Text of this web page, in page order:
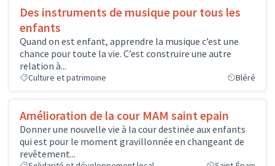
Des instruments de musique pour tous les
enfants
Quand on est enfant, apprendre la musique c’est une
chance pour toute la vie. C’est construire une autre
relation à...
Culture et patrimoine Bléré
Amélioration de la cour MAM saint epain
Donner une nouvelle vie à la cour destinée aux enfants
qui est pour le moment gravillonnée en changeant de
revêtement...